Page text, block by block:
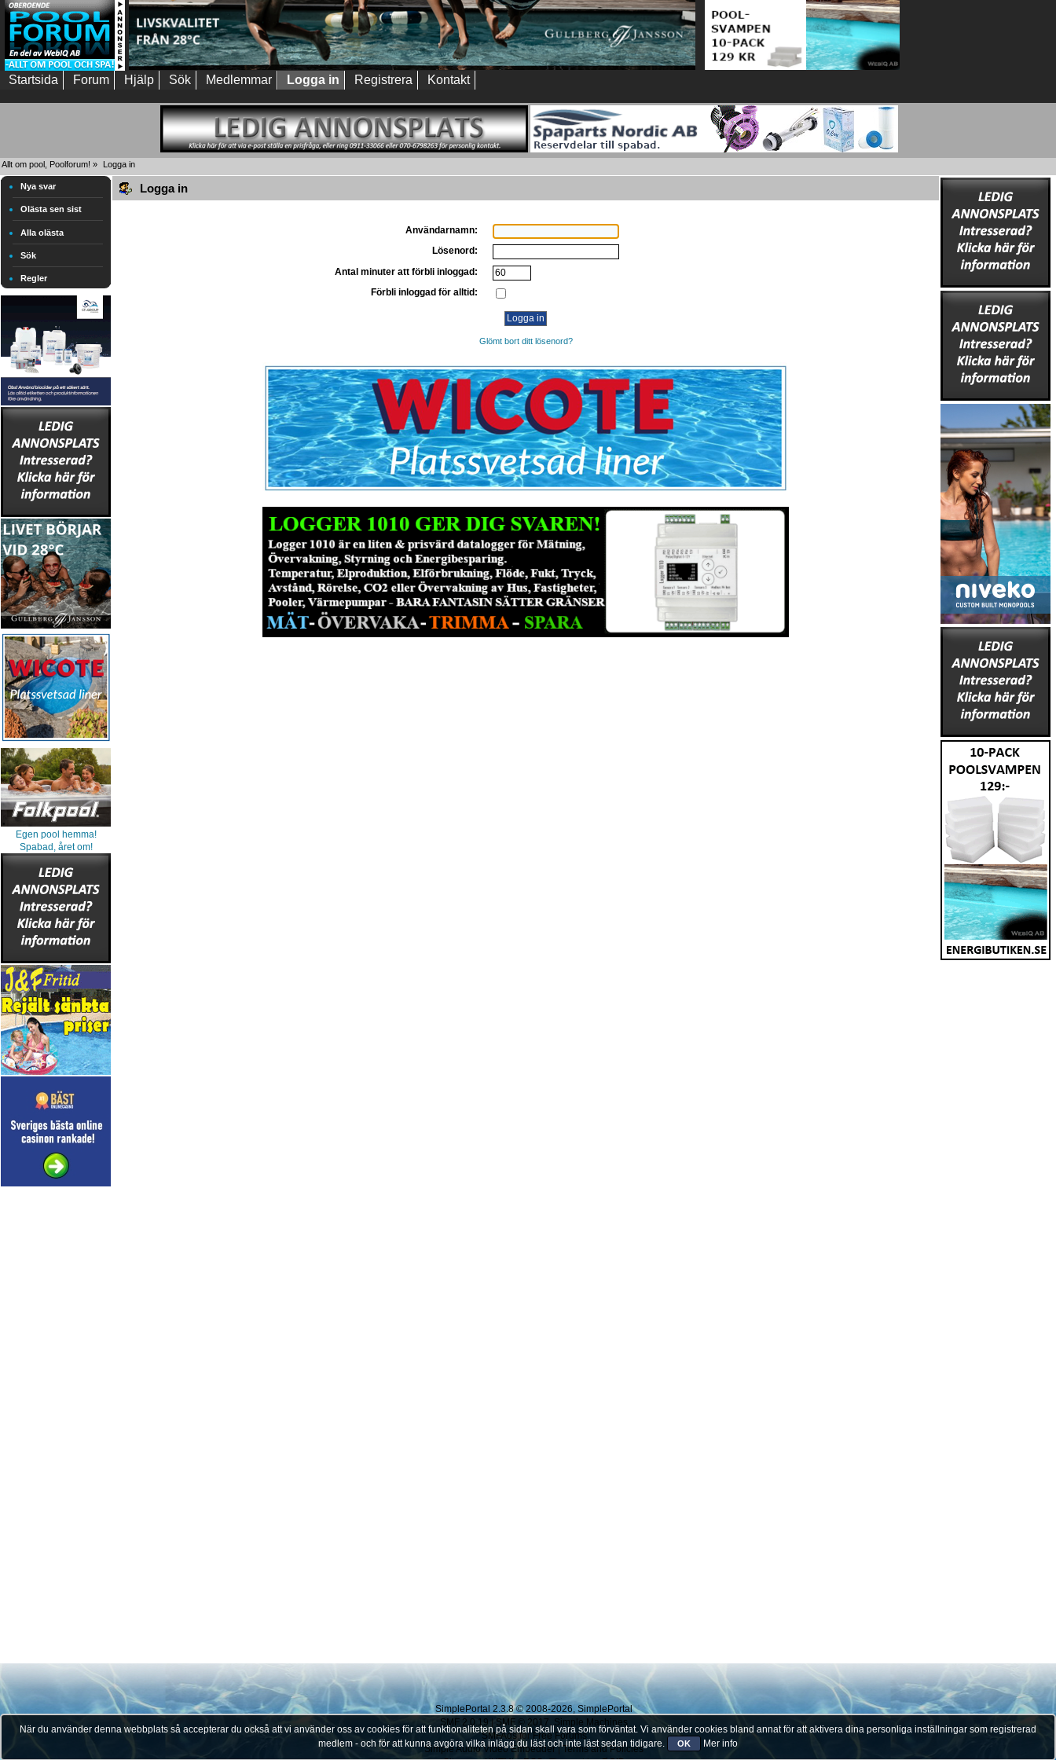
Startsida Forum Hjälp Sök Medlemmar Logga in Registrera Kontakt
Allt om pool, Poolforum! » Logga in
Nya svar
Olästa sen sist
Alla olästa
Sök
Regler
Egen pool hemma!
Spabad, året om!
Logga in
Användarnamn:
Lösenord:
Antal minuter att förbli inloggad:
Förbli inloggad för alltid:
Glömt bort ditt lösenord?
SimplePortal 2.3.8 © 2008-2026, SimplePortal
SMF 2.0.19
SMF © 2017 Simple Machines
SMFAdsforFree Forums
Simple Audio Video Embedder|Terms and Policies
När du använder denna webbplats så accepterar du också att vi använder oss av cookies för att funktionaliteten på sidan skall vara som förväntat. Vi använder cookies bland annat för att aktivera dina personliga inställningar som registrerad
medlem - och för att kunna avgöra vilka inlägg du läst och inte läst sedan tidigare.
OK Mer info